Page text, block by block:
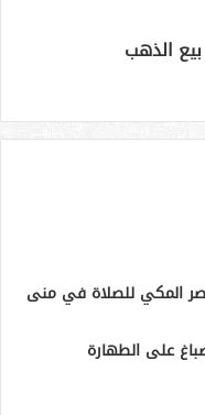
الذهب
المكي للصلاة في منى
على الطهارة